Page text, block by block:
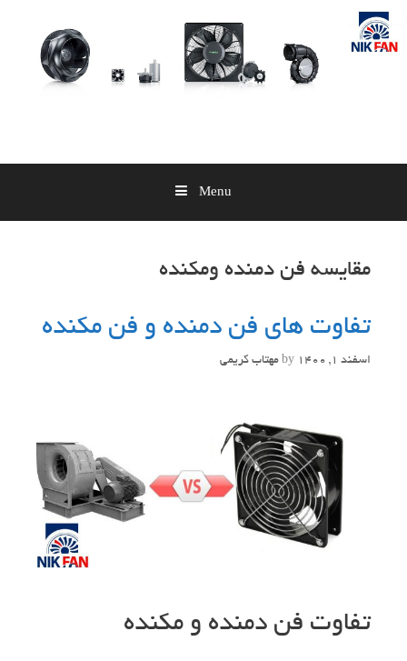
Skip
content
Menu
مقایسه فن دمنده ومکنده
تفاوت های فن دمنده و فن مکنده
اسفند 1, 1400 by مهتاب کریمی
تفاوت فن دمنده و مکنده